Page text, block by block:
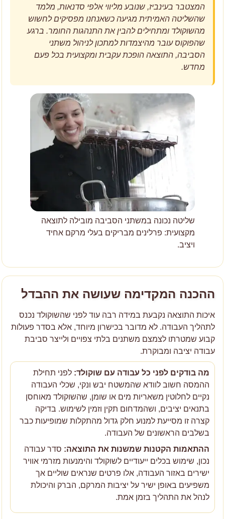
המצטבר בעינביז, שנובע מליווי אלפי סדנאות, מלמד
שהשליטה האמיתית מגיעה כשאנחנו מפסיקים לחשוש
מהשוקולד ומתחילים להבין את התנהגות החומר. ברגע
שהפוקוס עובר מהיצמדות למתכון לניהול משתני
הסביבה, התוצאה הופכת עקבית ומקצועית בכל פעם
מחדש.
שליטה נכונה במשתני הסביבה מובילה לתוצאה
מקצועית: פרלינים מבריקים בעלי מרקם אחיד
ויציב.
ההכנה המקדימה שעושה את ההבדל
איכות התוצאה נקבעת במידה רבה עוד לפני שהשוקולד נכנס
לתהליך העבודה. לא מדובר בכישרון מיוחד, אלא בסדר פעולות
קבוע שמטרתו לצמצם משתנים בלתי צפויים ולייצר סביבת
עבודה יציבה ומבוקרת.
מה בודקים לפני כל עבודה עם שוקולד: לפני תחילת
ההמסה חשוב לוודא שהמשטח יבש ונקי, שכלי העבודה
נקיים לחלוטין משאריות מים או שומן, שהשוקולד מאוחסן
בתנאים יציבים, ושהמדחום תקין וזמין לשימוש. בדיקה
קצרה זו מסייעת למנוע חלק גדול מהתקלות שמופיעות כבר
בשלבים הראשונים של העבודה.
ההתאמות הקטנות שמשנות את התוצאה: סדר עבודה
נכון, שימוש בכלים ייעודיים לשוקולד והימנעות מזרמי אוויר
ישירים באזור העבודה, אלו פרטים שנראים שוליים אך
משפיעים באופן ישיר על יציבות המרקם, הברק והיכולת
לנהל את התהליך בזמן אמת.